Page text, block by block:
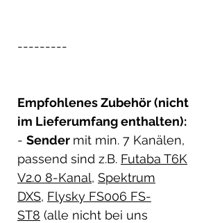
---------
Empfohlenes Zubehör (nicht
im Lieferumfang enthalten):
- Sender mit min. 7 Kanälen,
passend sind z.B. Futaba T6K
V2.0 8-Kanal, Spektrum
DXS, Flysky FS006 FS-
ST8 (alle nicht bei uns